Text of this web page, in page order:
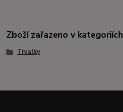
Zboží zařazeno v kategoriích
Trvalky